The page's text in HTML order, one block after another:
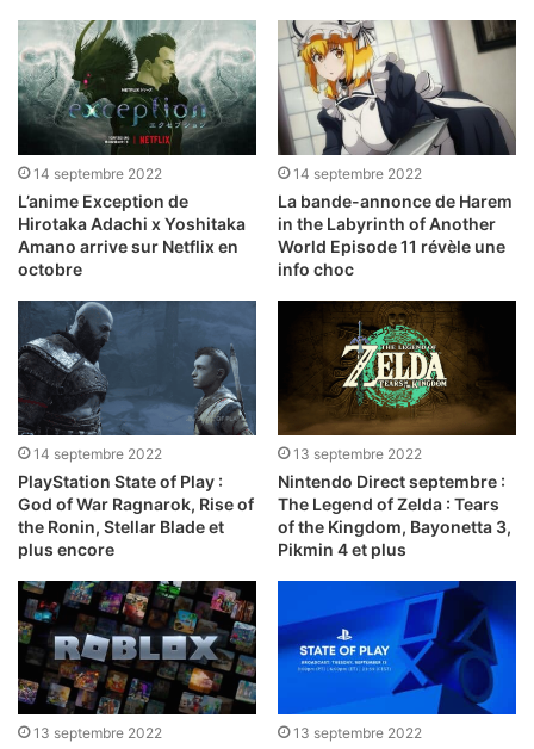
14 septembre 2022
L’anime Exception de
Hirotaka Adachi x Yoshitaka
Amano arrive sur Netflix en
octobre
14 septembre 2022
La bande-annonce de Harem
in the Labyrinth of Another
World Episode 11 révèle une
info choc
14 septembre 2022
PlayStation State of Play :
God of War Ragnarok, Rise of
the Ronin, Stellar Blade et
plus encore
13 septembre 2022
Nintendo Direct septembre :
The Legend of Zelda : Tears
of the Kingdom, Bayonetta 3,
Pikmin 4 et plus
13 septembre 2022 13 septembre 2022